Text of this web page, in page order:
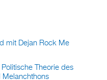
mit Dejan Rock Me
Theorie des
Melanchthons